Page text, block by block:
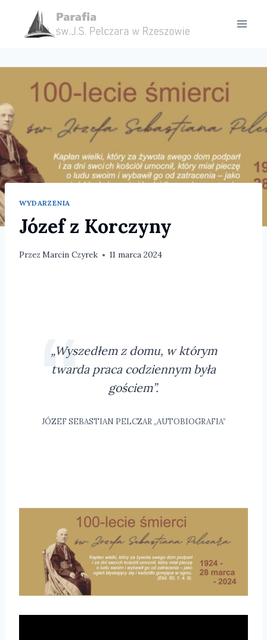
treści
WYDARZENIA
Józef z Korczyny
Przez Marcin Czyrek 11 marca 2024
„Wyszedłem z domu, w którym
twarda praca codziennym była
gościem”.
JÓZEF SEBASTIAN PELCZAR „AUTOBIOGRAFIA”